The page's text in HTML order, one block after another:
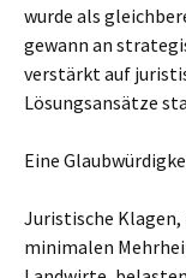
wurde als
gewann an
verstärkt auf
Lösungsansätze
Eine
Juristische
minimalen